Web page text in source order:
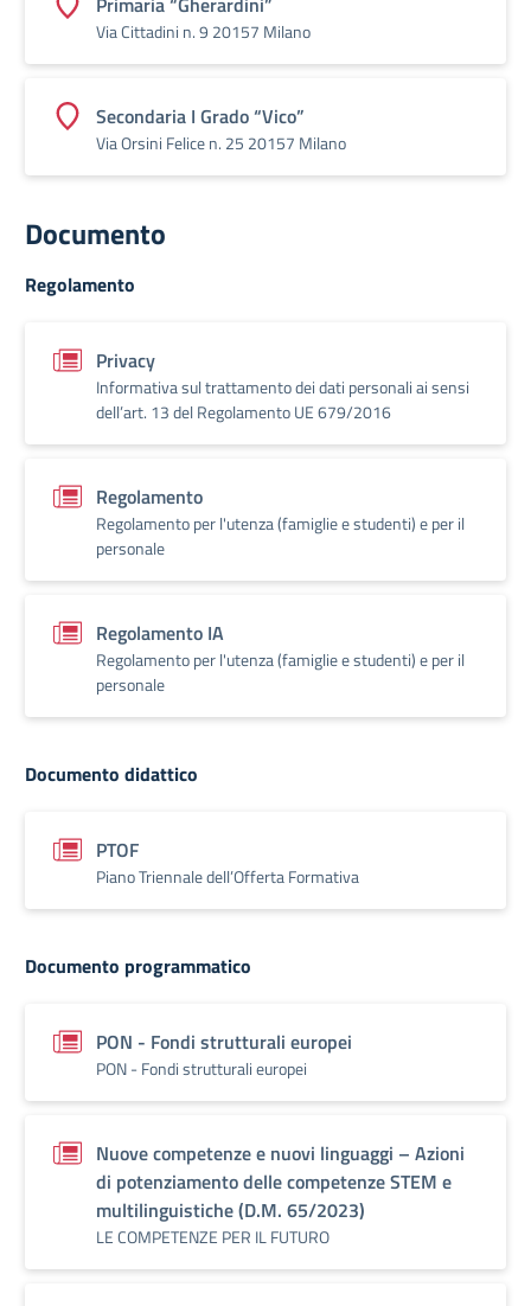
Via Cittadini n. 9 20157 Milano
Secondaria I Grado “Vico”
Via Orsini Felice n. 25 20157 Milano
Documento
Regolamento
Privacy
Informativa sul trattamento dei dati personali ai sensi
dell’art. 13 del Regolamento UE 679/2016
Regolamento
Regolamento per l'utenza (famiglie e studenti) e per il
personale
Regolamento IA
Regolamento per l'utenza (famiglie e studenti) e per il
personale
Documento didattico
PTOF
Piano Triennale dell’Offerta Formativa
Documento programmatico
PON - Fondi strutturali europei
PON - Fondi strutturali europei
Nuove competenze e nuovi linguaggi – Azioni
di potenziamento delle competenze STEM e
multilinguistiche (D.M. 65/2023)
LE COMPETENZE PER IL FUTURO